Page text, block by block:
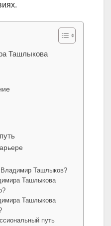
Ташлыкова
Владимир Ташлыков?
Ташлыкова
Ташлыкова
путь